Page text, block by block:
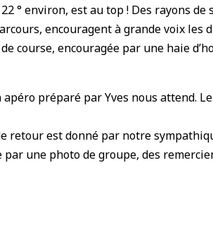
° environ, est au top ! Des rayons
encouragent à grande voix les
course, encouragée par une haie
préparé par Yves nous attend.
retour est donné par notre
une photo de groupe, des